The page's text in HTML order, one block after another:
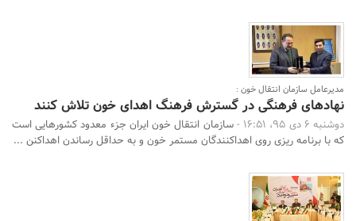
مدیرعامل سازمان انتقال خون :
نهادهای فرهنگی در گسترش فرهنگ اهدای خون تلاش کنند
دوشنبه 6 دی 95، 16:51 -
سازمان انتقال خون ایران جزء معدود کشورهایی است
که با برنامه ریزی روی اهداکنندگان مستمر خون و به حداقل رساندن اهداکنن ...